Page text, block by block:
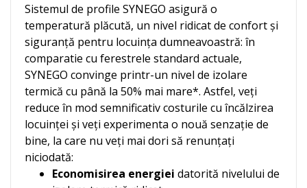
Sistemul de profile SYNEGO asigură o
temperatură plăcută, un nivel ridicat de confort şi
siguranţă pentru locuinţa dumneavoastră: în
comparatie cu ferestrele standard actuale,
SYNEGO convinge printr-un nivel de izolare
termică cu până la 50% mai mare*. Astfel, veţi
reduce în mod semnificativ costurile cu încălzirea
locuinţei şi veţi experimenta o nouă senzaţie de
bine, la care nu veţi mai dori să renunţaţi
niciodată:
Economisirea energiei datorită nivelului de